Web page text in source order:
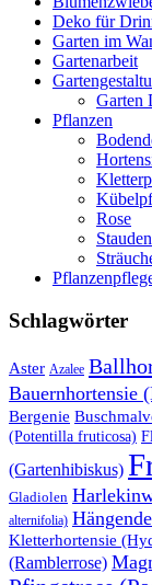
Deko für
Garten im
Gartenarbeit
Garten
Pflanzen
Rose
Stauden
Schlagwörter
Aster Azalee
Bauernhortensie
Bergenie
(Potentilla fruticosa)
(Gartenhibiskus)
Gladiolen
alternifolia)
Kletterhortensie
(Ramblerrose)